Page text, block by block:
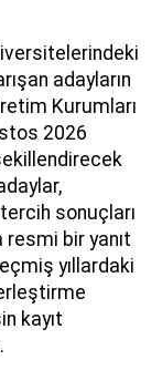
adayların
Kurumları
2026
sonuçları
resmi bir yanıt
yıllardaki
kayıt